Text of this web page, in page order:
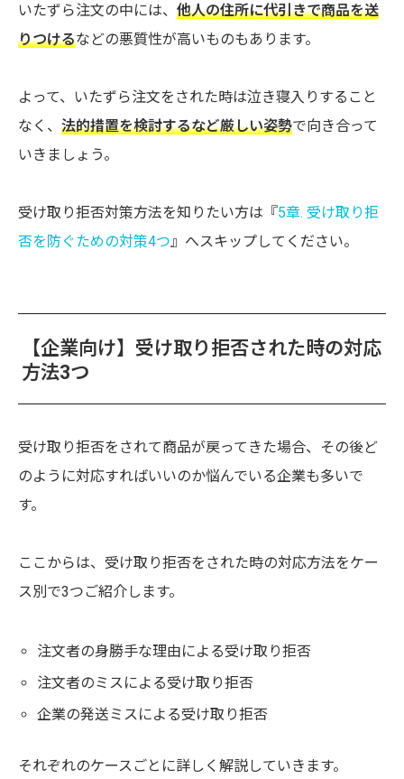
いたずら注文の中には、 他人の住所に代引きで商品を送
りつけるなどの悪質性が高いものもあります。
よって、いたずら注文をされた時は泣き寝入りすること
なく、 法的措置を検討するなど厳しい姿勢で向き合って
いきましょう。
受け取り拒否対策方法を知りたい方は『5章. 受け取り拒
否を防ぐための対策4つ 』へスキップしてください。
【企業向け】受け取り拒否された時の対応
方法3つ
受け取り拒否をされて商品が戻ってきた場合、その後ど
のように対応すればいいのか悩んでいる企業も多いで
す。
ここからは、受け取り拒否をされた時の対応方法をケー
ス別で3つご紹介します。
注文者の身勝手な理由による受け取り拒否
注文者のミスによる受け取り拒否
企業の発送ミスによる受け取り拒否
それぞれのケースごとに詳しく解説していきます。